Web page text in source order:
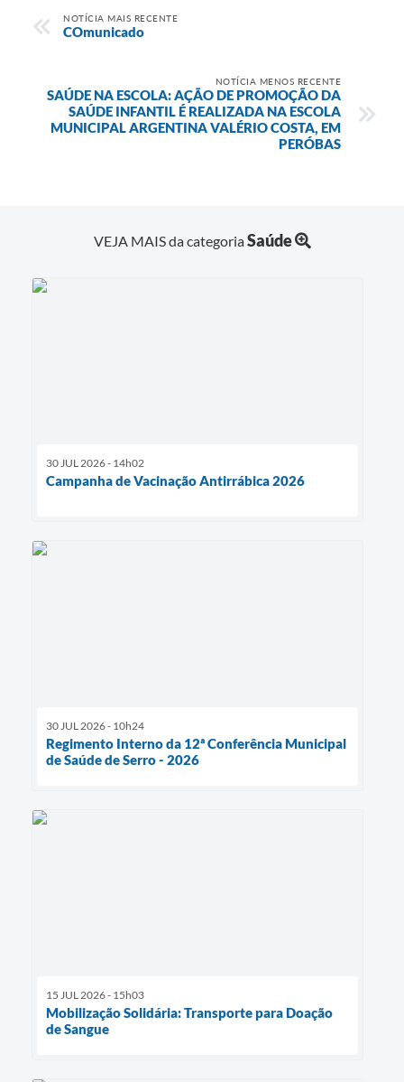
NOTÍCIA MAIS RECENTE
COmunicado
NOTÍCIA MENOS RECENTE
SAÚDE NA ESCOLA: AÇÃO DE PROMOÇÃO DA
SAÚDE INFANTIL É REALIZADA NA ESCOLA
MUNICIPAL ARGENTINA VALÉRIO COSTA, EM
PERÓBAS
VEJA MAIS da categoriaSaúde
30 JUL 2026 - 14h02
Campanha de Vacinação Antirrábica 2026
30 JUL 2026 - 10h24
Regimento Interno da 12ª Conferência Municipal
de Saúde de Serro - 2026
15 JUL 2026 - 15h03
Mobilização Solidária: Transporte para Doação
de Sangue